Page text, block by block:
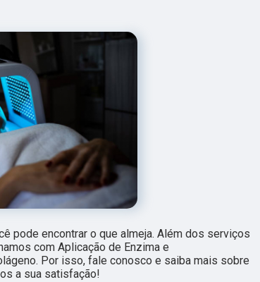
pode encontrar o que almeja. Além dos serviços
com Aplicação de Enzima e
Por isso, fale conosco e saiba mais sobre
a sua satisfação!